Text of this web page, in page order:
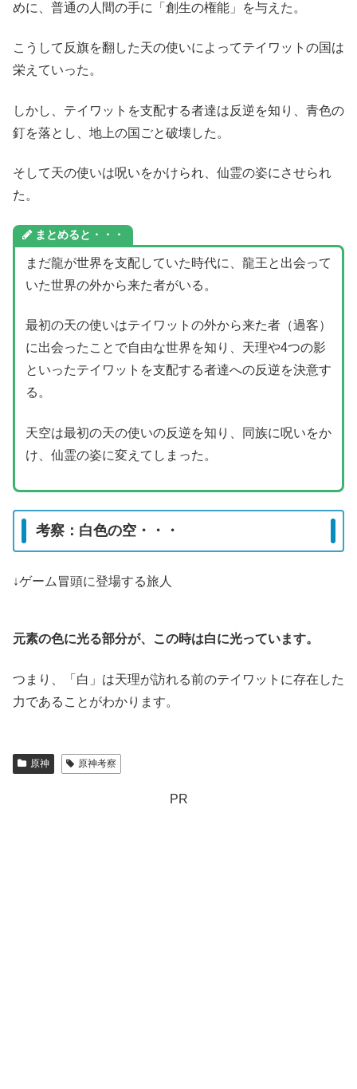
めに、普通の人間の手に「創生の権能」を与えた。
こうして反旗を翻した天の使いによってテイワットの国は
栄えていった。
しかし、テイワットを支配する者達は反逆を知り、青色の
釘を落とし、地上の国ごと破壊した。
そして天の使いは呪いをかけられ、仙霊の姿にさせられ
た。
まとめると・・・
まだ龍が世界を支配していた時代に、龍王と出会って
いた世界の外から来た者がいる。
最初の天の使いはテイワットの外から来た者（過客）
に出会ったことで自由な世界を知り、天理や4つの影
といったテイワットを支配する者達への反逆を決意す
る。
天空は最初の天の使いの反逆を知り、同族に呪いをか
け、仙霊の姿に変えてしまった。
考察：白色の空・・・
↓ゲーム冒頭に登場する旅人
元素の色に光る部分が、この時は白に光っています。
つまり、「白」は天理が訪れる前のテイワットに存在した
力であることがわかります。
原神 原神考察
PR